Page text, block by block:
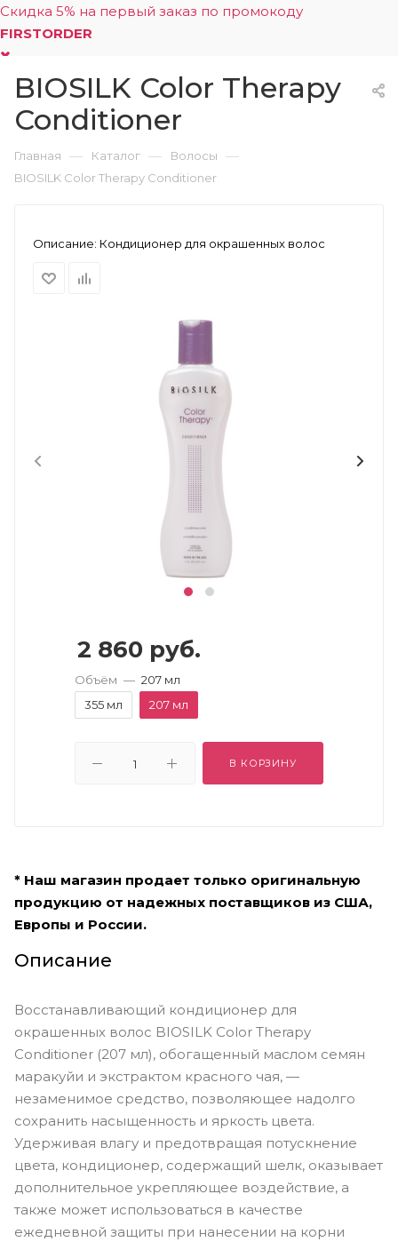
Скидка 5% на первый заказ по промокоду
FIRSTORDER
0
BIOSILK Color Therapy
Conditioner
Главная — Каталог — Волосы —
BIOSILK Color Therapy Conditioner
Описание: Кондиционер для окрашенных волос
2 860 руб.
Объём — 207 мл
355 мл
207 мл
В КОРЗИНУ
* Наш магазин продает только оригинальную
продукцию от надежных поставщиков из США,
Европы и России.
Описание
Восстанавливающий кондиционер для
окрашенных волос BIOSILK Color Therapy
Conditioner (207 мл), обогащенный маслом семян
маракуйи и экстрактом красного чая, —
незаменимое средство, позволяющее надолго
сохранить насыщенность и яркость цвета.
Удерживая влагу и предотвращая потускнение
цвета, кондиционер, содержащий шелк, оказывает
дополнительное укрепляющее воздействие, а
также может использоваться в качестве
ежедневной защиты при нанесении на корни